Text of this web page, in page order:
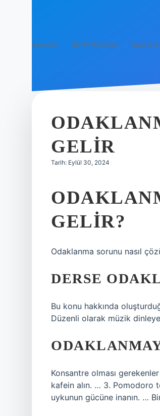
Anasayfa Gizlilik Politikası Yasal
GELIR
Tarih: Eylül 30, 2024
GELIR?
Odaklanma sorunu nasıl
DERSE
Bu konu hakkında
Düzenli olarak müzik
Konsantre olması
kafein alın. … 3. Pomodoro
uykunun gücüne inanın. …